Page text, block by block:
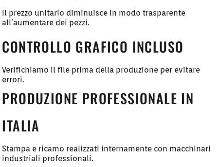
Il prezzo unitario diminuisce in modo trasparente
all’aumentare dei pezzi.
CONTROLLO GRAFICO INCLUSO
Verifichiamo il file prima della produzione per evitare
errori.
PRODUZIONE PROFESSIONALE IN
ITALIA
Stampa e ricamo realizzati internamente con macchinari
industriali professionali.